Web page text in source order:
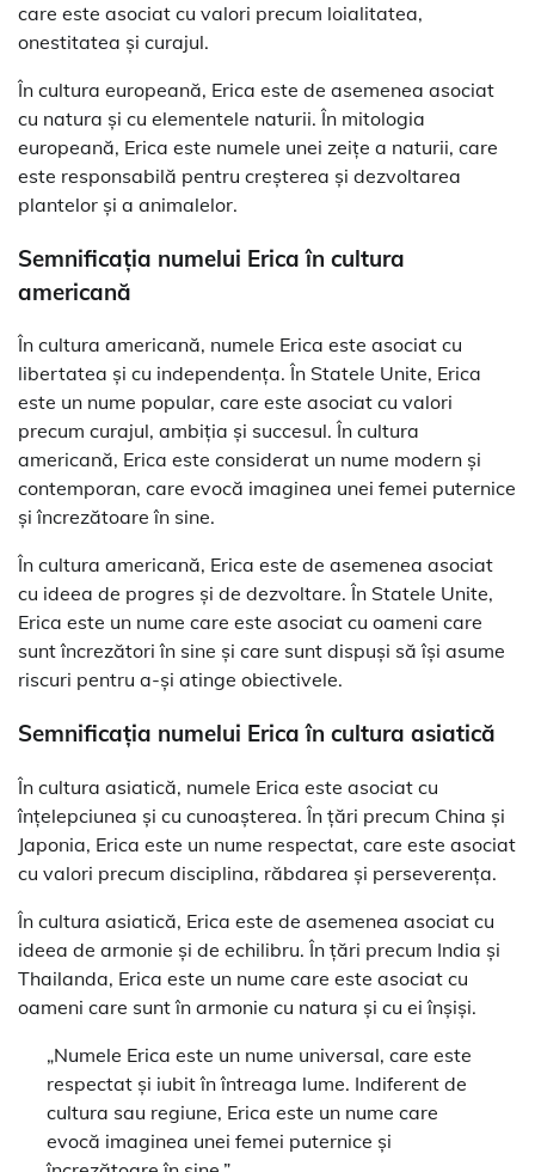
care este asociat cu valori precum loialitatea,
onestitatea și curajul.
În cultura europeană, Erica este de asemenea asociat
cu natura și cu elementele naturii. În mitologia
europeană, Erica este numele unei zeițe a naturii, care
este responsabilă pentru creșterea și dezvoltarea
plantelor și a animalelor.
Semnificația numelui Erica în cultura
americană
În cultura americană, numele Erica este asociat cu
libertatea și cu independența. În Statele Unite, Erica
este un nume popular, care este asociat cu valori
precum curajul, ambiția și succesul. În cultura
americană, Erica este considerat un nume modern și
contemporan, care evocă imaginea unei femei puternice
și încrezătoare în sine.
În cultura americană, Erica este de asemenea asociat
cu ideea de progres și de dezvoltare. În Statele Unite,
Erica este un nume care este asociat cu oameni care
sunt încrezători în sine și care sunt dispuși să își asume
riscuri pentru a-și atinge obiectivele.
Semnificația numelui Erica în cultura asiatică
În cultura asiatică, numele Erica este asociat cu
înțelepciunea și cu cunoașterea. În țări precum China și
Japonia, Erica este un nume respectat, care este asociat
cu valori precum disciplina, răbdarea și perseverența.
În cultura asiatică, Erica este de asemenea asociat cu
ideea de armonie și de echilibru. În țări precum India și
Thailanda, Erica este un nume care este asociat cu
oameni care sunt în armonie cu natura și cu ei înșiși.
„Numele Erica este un nume universal, care este
respectat și iubit în întreaga lume. Indiferent de
cultura sau regiune, Erica este un nume care
evocă imaginea unei femei puternice și